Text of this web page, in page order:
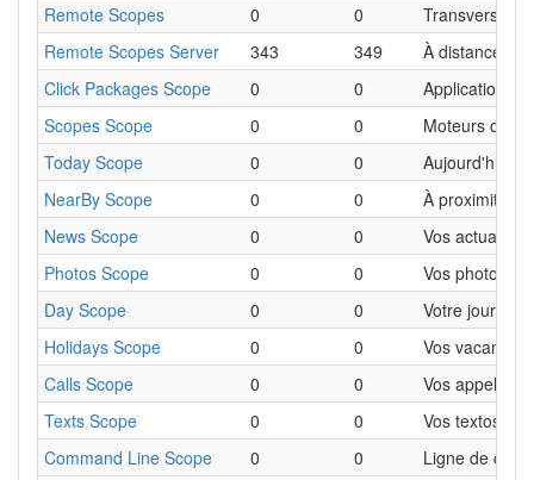
Remote Scopes
0 0
Transverses
Remote Scopes Server
343 349
À distance
Click Packages Scope
0 0
Applications
Scopes Scope
0 0
Moteurs de
Today Scope
0 0
Aujourd'hui
NearBy Scope
0 0
À proximité
News Scope
0 0
Vos actualités
Photos Scope
0 0
Vos photos
Day Scope
0 0
Votre journée
Holidays Scope
0 0
Vos vacances
Calls Scope
0 0
Vos appels
Texts Scope
0 0
Vos textos
Command Line Scope
0 0
Ligne de